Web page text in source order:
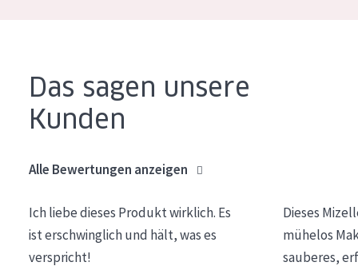
Nachtcreme
Augencreme
PRODUKTLINIE
Essentials
Das sagen unsere
Kunden
Alle Bewertungen anzeigen
Ich liebe dieses Produkt wirklich. Es
ist erschwinglich und hält, was es
verspricht!
Dieses
mühelos
sauberes,